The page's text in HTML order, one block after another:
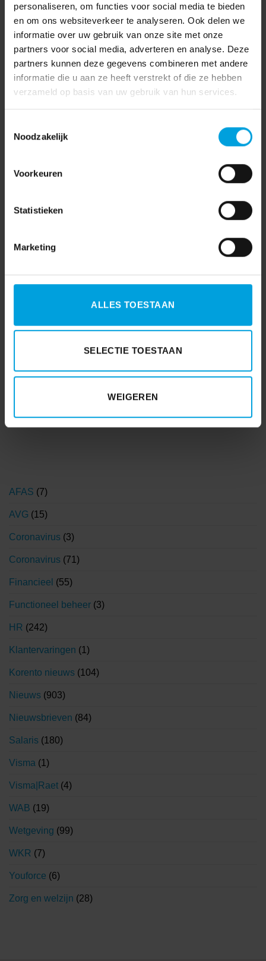
personaliseren, om functies voor social media te bieden
en om ons websiteverkeer te analyseren. Ook delen we
informatie over uw gebruik van onze site met onze
partners voor social media, adverteren en analyse. Deze
partners kunnen deze gegevens combineren met andere
informatie die u aan ze heeft verstrekt of die ze hebben
verzameld op basis van uw gebruik van hun services.
Noodzakelijk
Voorkeuren
Statistieken
Marketing
ALLES TOESTAAN
SELECTIE TOESTAAN
WEIGEREN
AFAS (7)
AVG (15)
Coronavirus (3)
Coronavirus (71)
Financieel (55)
Functioneel beheer (3)
HR (242)
Klantervaringen (1)
Korento nieuws (104)
Nieuws (903)
Nieuwsbrieven (84)
Salaris (180)
Visma (1)
Visma|Raet (4)
WAB (19)
Wetgeving (99)
WKR (7)
Youforce (6)
Zorg en welzijn (28)